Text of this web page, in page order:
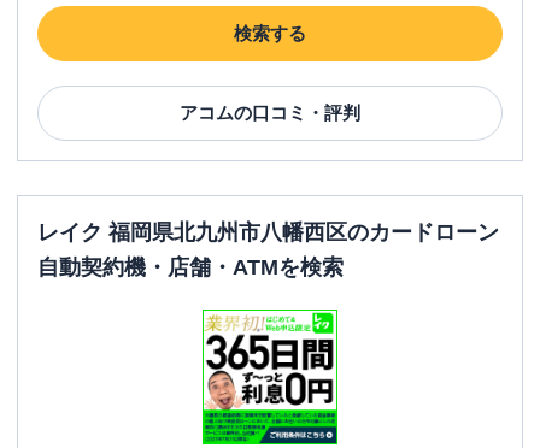
検索する
アコムの口コミ・評判
レイク 福岡県北九州市八幡西区のカードローン
自動契約機・店舗・ATMを検索